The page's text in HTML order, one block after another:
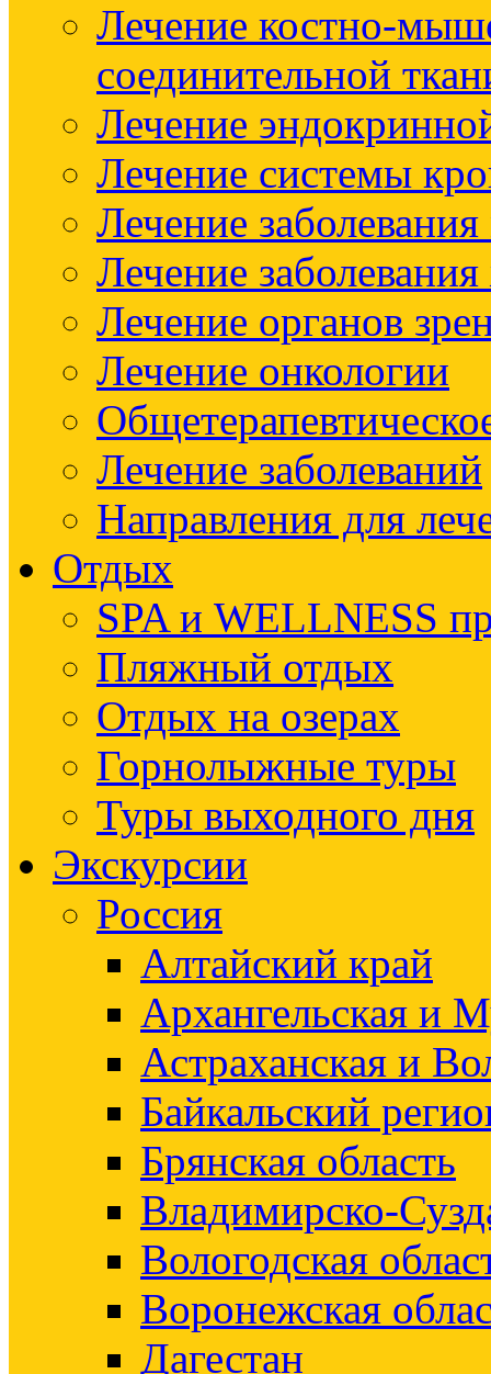
Лечение костно-
соединительной
Лечение
Лечение системы
Лечение
Лечение
Лечение органов
Лечение онкологии
Лечение заболеваний
Направления для
Отдых
SPA и WELLNESS
Пляжный отдых
Отдых на озерах
Горнолыжные туры
Туры выходного дня
Экскурсии
Россия
Алтайский край
Архангельская и
Астраханская и
Байкальский
Брянская область
Владимирско-
Вологодская
Воронежская
Дагестан